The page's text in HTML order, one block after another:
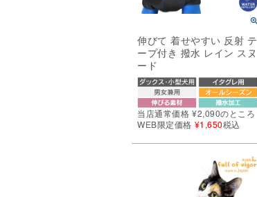
伸びて 着せやすい 反射 テ
ープ付き 撥水 レイン スヌ
ード
当店通常価格 ¥2,090のところ
WEB限定価格 ¥1,650税込